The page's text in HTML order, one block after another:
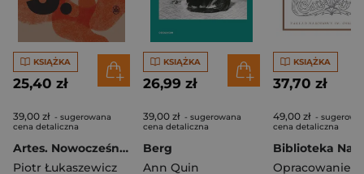
KSIĄŻKA
25,40 zł
39,00 zł - sugerowana
cena detaliczna
Artes. Nowocześni plastycy lwowscy wyd. 2
Piotr Łukaszewicz
KSIĄŻKA
26,99 zł
39,00 zł - sugerowana
cena detaliczna
Berg
Ann Quin
KSIĄŻKA
37,70 zł
49,00 zł -
cena detaliczna